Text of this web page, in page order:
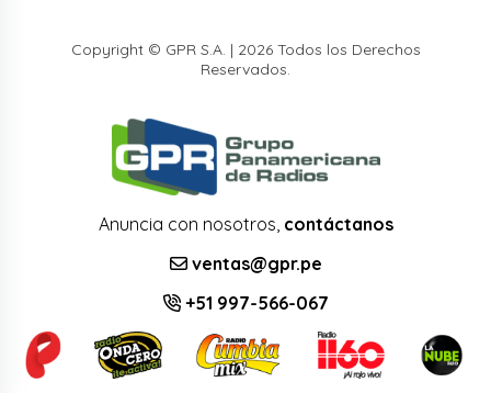
Copyright © GPR S.A. | 2026 Todos los Derechos
Reservados.
Anuncia con nosotros, contáctanos
ventas@gpr.pe
+51 997-566-067